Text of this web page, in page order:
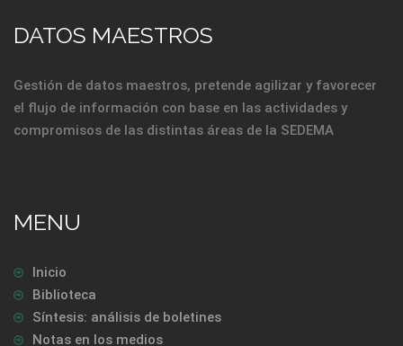
DATOS MAESTROS
Gestión de datos maestros, pretende agilizar y favorecer
el flujo de información con base en las actividades y
compromisos de las distintas áreas de la SEDEMA
MENU
Inicio
Biblioteca
Síntesis: análisis de boletines
Notas en los medios